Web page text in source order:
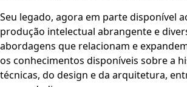
Seu legado, agora em parte disponível
produção intelectual abrangente e
abordagens que relacionam e
os conhecimentos disponíveis sobre a
técnicas, do design e da arquitetura,